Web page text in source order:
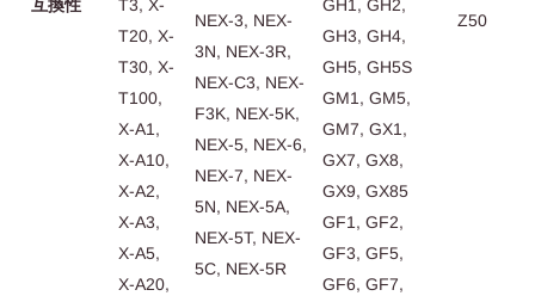
互換性
T3, X-
T20, X-
T30, X-
T100,
X-A1,
X-A10,
X-A2,
X-A3,
X-A5,
X-A20,
NEX-3, NEX-
3N, NEX-3R,
NEX-C3, NEX-
F3K, NEX-5K,
NEX-5, NEX-6,
NEX-7, NEX-
5N, NEX-5A,
NEX-5T, NEX-
5C, NEX-5R
GH1, GH2,
GH3, GH4,
GH5, GH5S
GM1, GM5,
GM7, GX1,
GX7, GX8,
GX9, GX85
GF1, GF2,
GF3, GF5,
GF6, GF7,
Z50